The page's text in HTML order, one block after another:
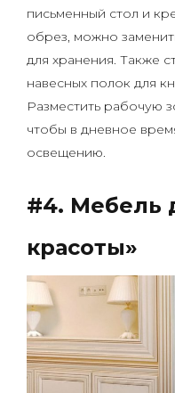
письменный стол и
обрез, можно
для хранения. Также
навесных полок для
Разместить рабочую
чтобы в дневное
освещению.
#4. Мебель
красоты»